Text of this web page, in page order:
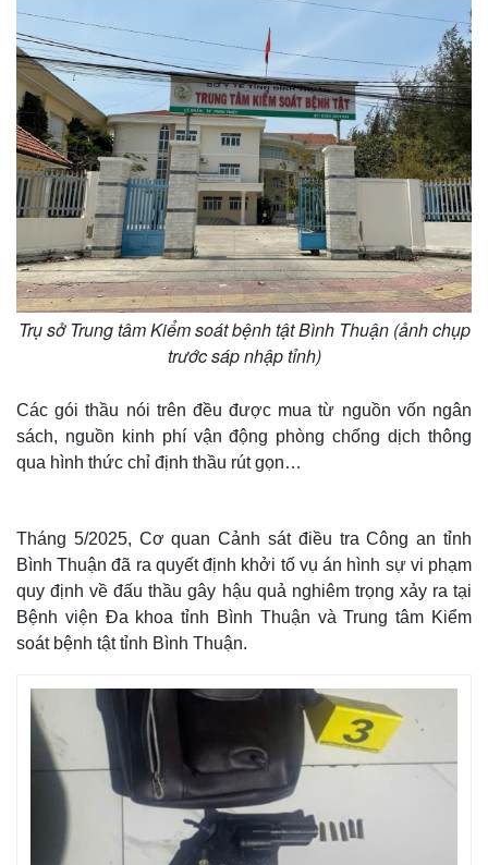
Trụ sở Trung tâm Kiểm soát bệnh tật Bình Thuận (ảnh chụp
trước sáp nhập tỉnh)
Các gói thầu nói trên đều được mua từ nguồn vốn ngân
sách, nguồn kinh phí vận động phòng chống dịch thông
qua hình thức chỉ định thầu rút gọn…
Tháng 5/2025, Cơ quan Cảnh sát điều tra Công an tỉnh
Bình Thuận đã ra quyết định khởi tố vụ án hình sự vi phạm
quy định về đấu thầu gây hậu quả nghiêm trọng xảy ra tại
Bệnh viện Đa khoa tỉnh Bình Thuận và Trung tâm Kiểm
soát bệnh tật tỉnh Bình Thuận.